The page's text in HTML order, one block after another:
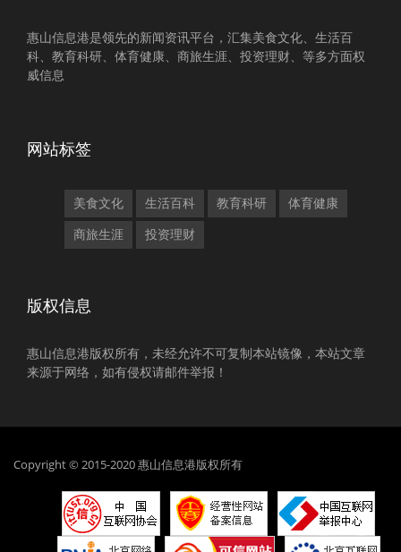
惠山信息港是领先的新闻资讯平台，汇集美食文化、生活百
科、教育科研、体育健康、商旅生涯、投资理财、等多方面权
威信息
网站标签
美食文化 生活百科 教育科研 体育健康
商旅生涯 投资理财
版权信息
惠山信息港版权所有，未经允许不可复制本站镜像，本站文章
来源于网络，如有侵权请邮件举报！
Copyright © 2015-2020 惠山信息港版权所有